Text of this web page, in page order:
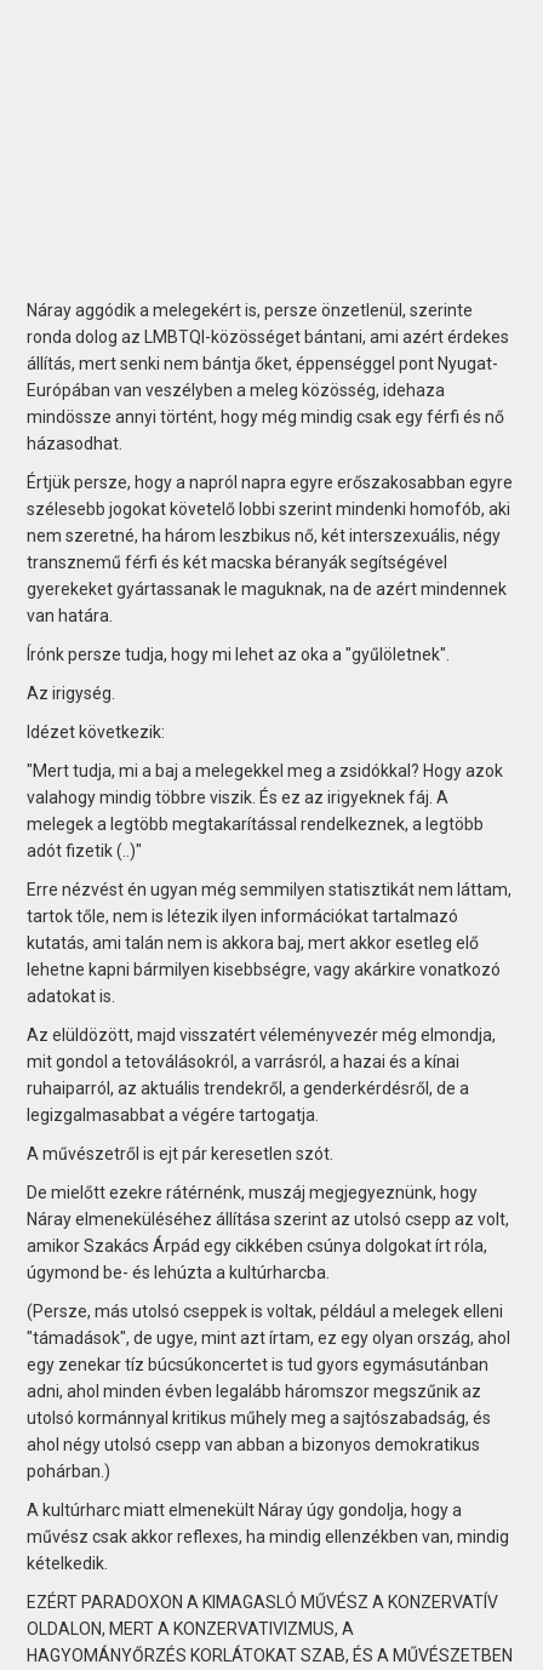
Náray aggódik a melegekért is, persze önzetlenül, szerinte
ronda dolog az LMBTQI-közösséget bántani, ami azért érdekes
állítás, mert senki nem bántja őket, éppenséggel pont Nyugat-
Európában van veszélyben a meleg közösség, idehaza
mindössze annyi történt, hogy még mindig csak egy férfi és nő
házasodhat.
Értjük persze, hogy a napról napra egyre erőszakosabban egyre
szélesebb jogokat követelő lobbi szerint mindenki homofób, aki
nem szeretné, ha három leszbikus nő, két interszexuális, négy
transznemű férfi és két macska béranyák segítségével
gyerekeket gyártassanak le maguknak, na de azért mindennek
van határa.
Írónk persze tudja, hogy mi lehet az oka a "gyűlöletnek".
Az irigység.
Idézet következik:
"Mert tudja, mi a baj a melegekkel meg a zsidókkal? Hogy azok
valahogy mindig többre viszik. És ez az irigyeknek fáj. A
melegek a legtöbb megtakarítással rendelkeznek, a legtöbb
adót fizetik (..)"
Erre nézvést én ugyan még semmilyen statisztikát nem láttam,
tartok tőle, nem is létezik ilyen információkat tartalmazó
kutatás, ami talán nem is akkora baj, mert akkor esetleg elő
lehetne kapni bármilyen kisebbségre, vagy akárkire vonatkozó
adatokat is.
Az elüldözött, majd visszatért véleményvezér még elmondja,
mit gondol a tetoválásokról, a varrásról, a hazai és a kínai
ruhaiparról, az aktuális trendekről, a genderkérdésről, de a
legizgalmasabbat a végére tartogatja.
A művészetről is ejt pár keresetlen szót.
De mielőtt ezekre rátérnénk, muszáj megjegyeznünk, hogy
Náray elmeneküléséhez állítása szerint az utolsó csepp az volt,
amikor Szakács Árpád egy cikkében csúnya dolgokat írt róla,
úgymond be- és lehúzta a kultúrharcba.
(Persze, más utolsó cseppek is voltak, például a melegek elleni
"támadások", de ugye, mint azt írtam, ez egy olyan ország, ahol
egy zenekar tíz búcsúkoncertet is tud gyors egymásutánban
adni, ahol minden évben legalább háromszor megszűnik az
utolsó kormánnyal kritikus műhely meg a sajtószabadság, és
ahol négy utolsó csepp van abban a bizonyos demokratikus
pohárban.)
A kultúrharc miatt elmenekült Náray úgy gondolja, hogy a
művész csak akkor reflexes, ha mindig ellenzékben van, mindig
kételkedik.
EZÉRT PARADOXON A KIMAGASLÓ MŰVÉSZ A KONZERVATÍV
OLDALON, MERT A KONZERVATIVIZMUS, A
HAGYOMÁNYŐRZÉS KORLÁTOKAT SZAB, ÉS A MŰVÉSZETBEN